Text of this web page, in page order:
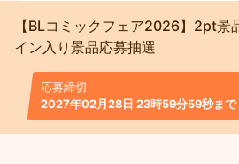
【BLコミックフェア2026】2pt景
イン入り景品応募抽選
応募締切
2027年02月28日 23時59分59秒まで